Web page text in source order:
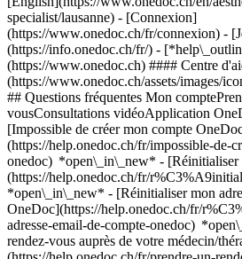
specialist/lausanne) - [Connexion]
(https://www.onedoc.ch/fr/connexion) -
(https://info.onedoc.ch/fr/) -
(https://www.onedoc.ch) #### Centre
(https://www.onedoc.ch/assets/images/
## Questions fréquentes Mon
vousConsultations vidéoApplication
[Impossible de créer mon compte
(https://help.onedoc.ch/fr/impossible-de-
onedoc) *open\_in\_new* - [Réinitialiser
(https://help.onedoc.ch/fr/
*open\_in\_new* - [Réinitialiser mon
OneDoc](https://help.onedoc.ch/fr/
adresse-email-de-compte-onedoc)
rendez-vous auprès de votre médecin/